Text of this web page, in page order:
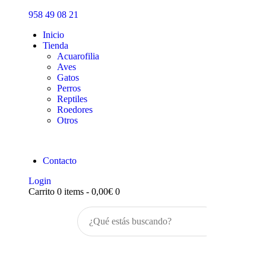
958 49 08 21
Inicio
Tienda
Acuarofilia
Aves
Gatos
Perros
Reptiles
Roedores
Otros
Contacto
Login
Carrito 0 items - 0,00€ 0
Inicio